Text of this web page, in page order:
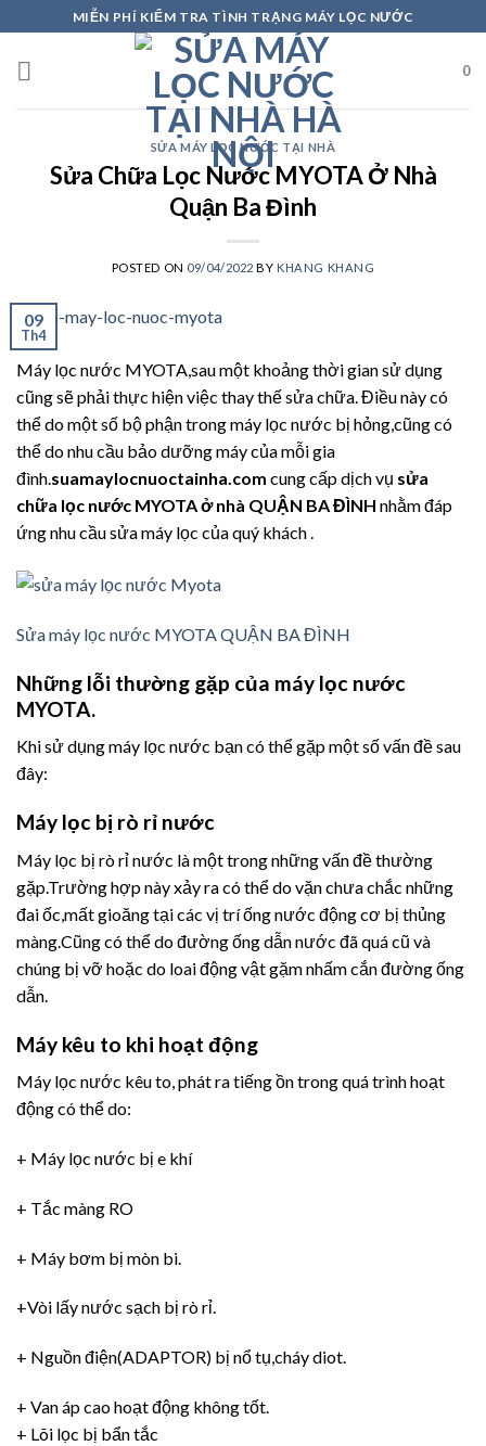
to
content
MIỄN PHÍ KIỂM TRA TÌNH TRẠNG MÁY LỌC NƯỚC
0
SỬA MÁY LỌC NƯỚC TẠI NHÀ
Sửa Chữa Lọc Nước MYOTA Ở Nhà
Quận Ba Đình
POSTED ON 09/04/2022 BY KHANG KHANG
09
Th4
Máy lọc nước MYOTA,sau một khoảng thời gian sử dụng
cũng sẽ phải thực hiện việc thay thế sửa chữa. Điều này có
thể do một số bộ phận trong máy lọc nước bị hỏng,cũng có
thể do nhu cầu bảo dưỡng máy của mỗi gia
đình.suamaylocnuoctainha.com cung cấp dịch vụ sửa
chữa lọc nước MYOTA ở nhà QUẬN BA ĐÌNH nhằm đáp
ứng nhu cầu sửa máy lọc của quý khách .
Sửa máy lọc nước MYOTA QUẬN BA ĐÌNH
Những lỗi thường gặp của máy lọc nước
MYOTA.
Khi sử dụng máy lọc nước bạn có thể gặp một số vấn đề sau
đây:
Máy lọc bị rò rỉ nước
Máy lọc bị rò rỉ nước là một trong những vấn đề thường
gặp.Trường hợp này xảy ra có thể do vặn chưa chắc những
đai ốc,mất gioăng tại các vị trí ống nước động cơ bị thủng
màng.Cũng có thể do đường ống dẫn nước đã quá cũ và
chúng bị vỡ hoặc do loai động vật gặm nhấm cắn đường ống
dẫn.
Máy kêu to khi hoạt động
Máy lọc nước kêu to, phát ra tiếng ồn trong quá trình hoạt
động có thể do:
+ Máy lọc nước bị e khí
+ Tắc màng RO
+ Máy bơm bị mòn bi.
+Vòi lấy nước sạch bị rò rỉ.
+ Nguồn điện(ADAPTOR) bị nổ tụ,cháy diot.
+ Van áp cao hoạt động không tốt.
+ Lõi lọc bị bẩn tắc